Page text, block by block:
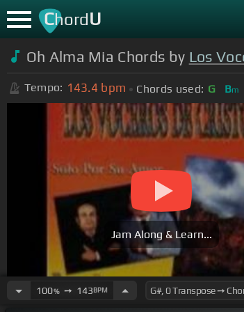
ChordU
Oh Alma Mia Chords by Los
Tempo: 143.4 bpm Chords used: G Bm
Jam Along & Learn...
100%➙ 143BPM